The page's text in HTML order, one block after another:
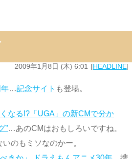
2009年1月8日 (木) 6:01 HEADLINE
…記念サイト も登場。
なる!?「UGA」の新CMで分か
”…あのCMはおもしろいですね。
のもミソなのかー。